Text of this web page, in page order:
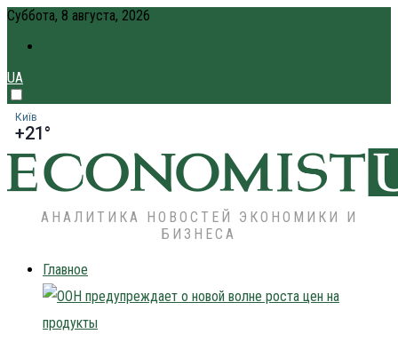
Суббота, 8 августа, 2026
UA
Київ
+21°
АНАЛИТИКА НОВОСТЕЙ ЭКОНОМИКИ И
БИЗНЕСА
Главное